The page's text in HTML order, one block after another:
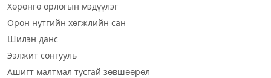
Хөрөнгө орлогын мэдүүлэг
Орон нутгийн хөгжлийн сан
Шилэн данс
Ээлжит сонгууль
Ашигт малтмал тусгай зөвшөөрөл